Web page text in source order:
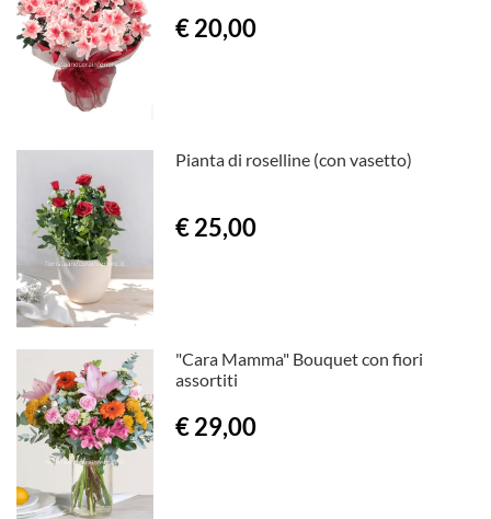
€ 20,00
Pianta di roselline (con vasetto)
€ 25,00
"Cara Mamma" Bouquet con fiori
assortiti
€ 29,00